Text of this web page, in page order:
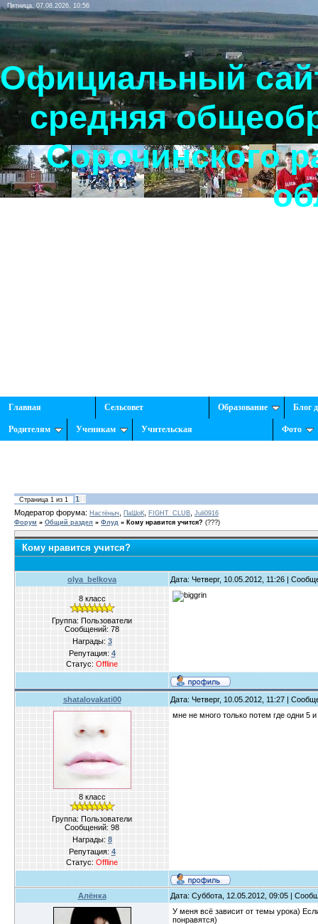
Пятница, 07.08.2026, 10:56
Официальный
средняя
Сорочинского
Главная Сельсовет Образование Блог
Родителям Ученикам Учительская Фото
Страница 1 из 1
1
Модератор форума: Настёныч , ПаШоК, FIGHT_CLUB, Juli0916
Форум » Общий раздел » Флуд » Кому нравится учится? (???)
Кому нравится учится?
olya_belkova Дата: Четверг, 10.05.2012, 11:26 |
8 класс
Группа: Пользователи
Сообщений: 78
Награды: 3
Репутация: 4
Статус: Offline
shatalovakati00 Дата: Четверг, 10.05.2012, 11:27 |
8 класс
Группа: Пользователи
Сообщений: 98
Награды: 8
Репутация: 4
Статус: Offline
мне не много только потем где одни 5 и
Алёнка Дата: Суббота, 12.05.2012, 09:05 |
У меня всё зависит от темы урока)
понравятся)